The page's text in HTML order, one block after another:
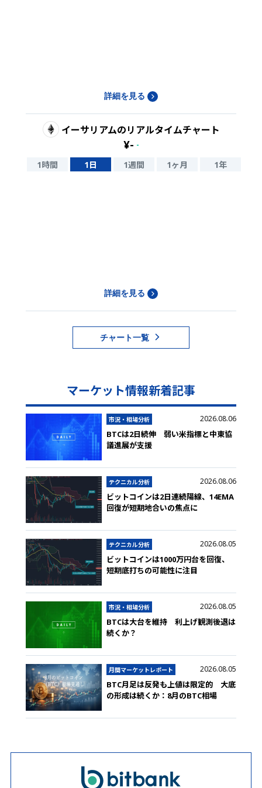
詳細を見る
イーサリアムのリアルタイムチャート
¥- -
1時間 1日 1週間 1ヶ月 1年
詳細を見る
チャート一覧
マーケット情報新着記事
市況・相場分析 2026.08.06
BTCは2日続伸 弱い米指標と中東協
議進展が支援
テクニカル分析 2026.08.06
ビットコインは2日連続陽線、14EMA
回復が短期地合いの焦点に
テクニカル分析 2026.08.05
ビットコインは1000万円台を回復、
短期底打ちの可能性に注目
市況・相場分析 2026.08.05
BTCは大台を維持 利上げ観測後退は
続くか？
月間マーケットレポート 2026.08.05
BTC月足は反発も上値は限定的 大底
の形成は続くか：8月のBTC相場